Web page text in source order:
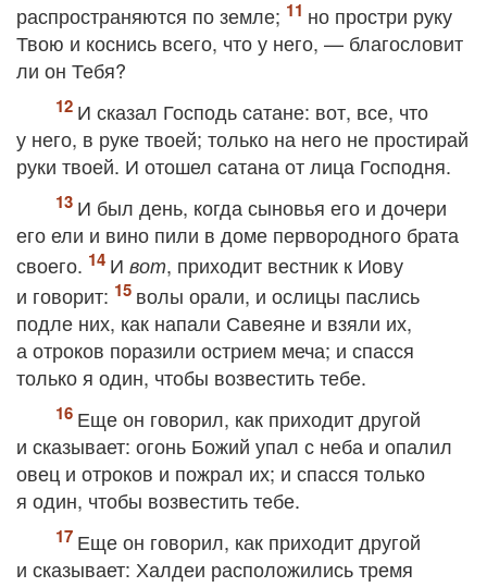
распространяются по земле;
но простри руку
Твою и коснись всего, что у него, — благословит
ли он Тебя?
И сказал Господь сатане: вот, все, что
у него, в руке твоей; только на него не простирай
руки твоей. И отошел сатана от лица Господня.
И был день, когда сыновья его и дочери
его ели и вино пили в доме первородного брата
своего.
И вот, приходит вестник к Иову
и говорит:
волы орали, и ослицы паслись
подле них, как напали Савеяне и взяли их,
а отроков поразили острием меча; и спасся
только я один, чтобы возвестить тебе.
Еще он говорил, как приходит другой
и сказывает: огонь Божий упал с неба и опалил
овец и отроков и пожрал их; и спасся только
я один, чтобы возвестить тебе.
Еще он говорил, как приходит другой
и сказывает: Халдеи расположились тремя